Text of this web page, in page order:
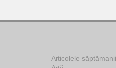
Articolele săptămanii